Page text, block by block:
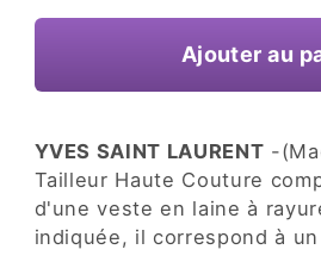
Ajouter au
YVES SAINT LAURENT -
Tailleur Haute Couture
d'une veste en laine à
indiquée, il correspond à un